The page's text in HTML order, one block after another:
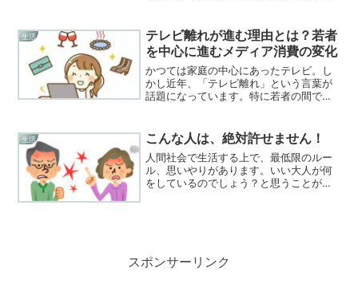
整理し、今日から実践できる具体的な対
策を分かりやすく解説しま...
生活
テレビ離れが進む理由とは？若者
を中心に進むメディア消費の変化
かつては家庭の中心にあったテレビ。し
かし近年、「テレビ離れ」という言葉が
話題になっています。特に若者の間では
んでいるのか、その理由と背景を解説し
ます。テレビ離れとは？「...
生活 こんな人は、絶対許せません！
人間社会で生活する上で、最低限のルー
ル、思いやりがあります。いい大人が何
をしているのでしょう？と思うことが沢
スポンサーリンク